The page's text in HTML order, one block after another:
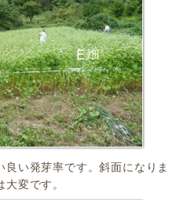
い発芽率です。斜面になりま
変です。